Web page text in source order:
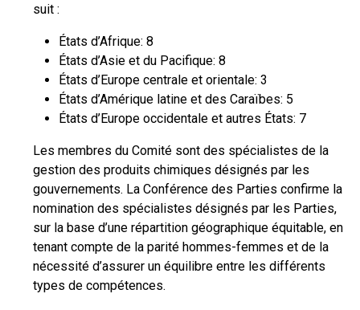
suit :
États d’Afrique: 8
États d’Asie et du Pacifique: 8
États d’Europe centrale et orientale: 3
États d’Amérique latine et des Caraïbes: 5
États d’Europe occidentale et autres États: 7
Les membres du Comité sont des spécialistes de la
gestion des produits chimiques désignés par les
gouvernements. La Conférence des Parties confirme la
nomination des spécialistes désignés par les Parties,
sur la base d’une répartition géographique équitable, en
tenant compte de la parité hommes-femmes et de la
nécessité d’assurer un équilibre entre les différents
types de compétences.